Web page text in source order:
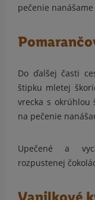
pečenie nanášame
Do ďalšej časti
štipku mletej
vrecka s okrúhlou
na pečenie
Upečené a
rozpustenej